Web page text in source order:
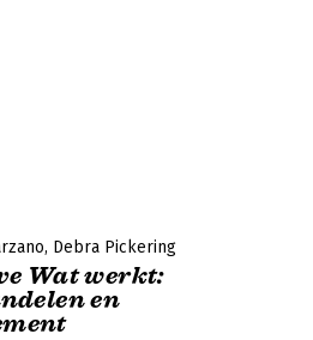
Debra Pickering
Wat werkt:
en